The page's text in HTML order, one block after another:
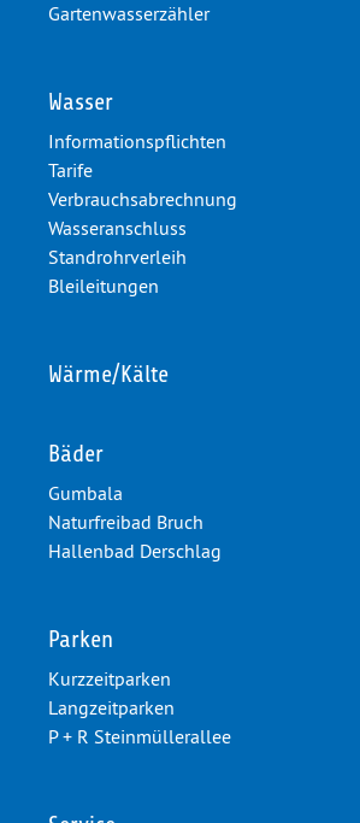
Gartenwasserzähler
Wasser
Informationspflichten
Tarife
Verbrauchsabrechnung
Wasseranschluss
Standrohrverleih
Bleileitungen
Wärme/Kälte
Bäder
Gumbala
Naturfreibad Bruch
Hallenbad Derschlag
Parken
Kurzzeitparken
Langzeitparken
P + R Steinmüllerallee